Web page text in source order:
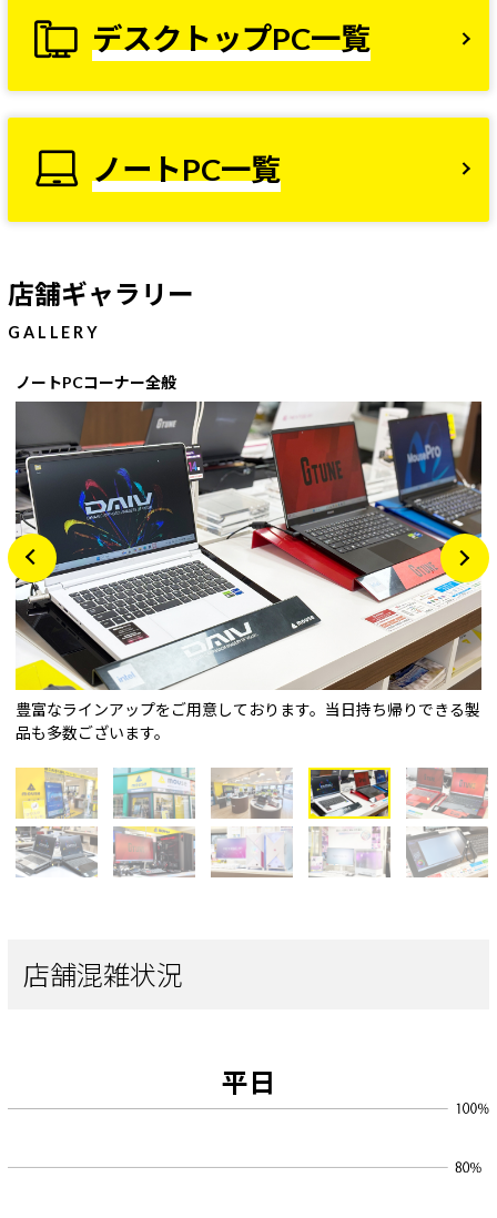
デスクトップPC一覧
ノートPC一覧
店舗ギャラリー
GALLERY
ノートPCコーナー全般
豊富なラインアップをご用意しております。当日持ち帰りできる製
品も多数ございます。
店舗混雑状況
平日